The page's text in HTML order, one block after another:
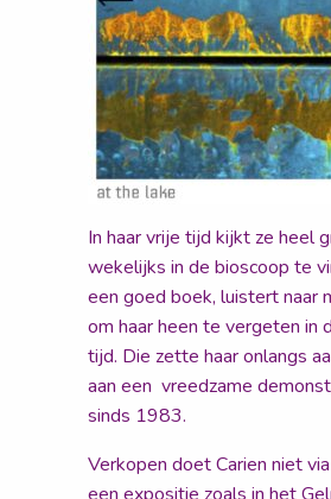
In haar vrije tijd kijkt ze heel
wekelijks in de bioscoop te
een goed boek, luistert naar
om haar heen te vergeten in
tijd. Die zette haar onlangs
aan een vreedzame
sinds 1983.
Verkopen doet Carien niet